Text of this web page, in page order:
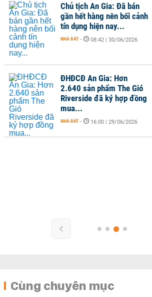
Chủ tịch An Gia: Đã bán
gần hết hàng nên bối cảnh
tín dụng hiện nay...
NHÀ ĐẤT - 08:42 | 30/06/2026
ĐHĐCĐ An Gia: Hơn
2.640 sản phẩm The Gió
Riverside đã ký hợp đồng
mua...
NHÀ ĐẤT - 16:00 | 29/06/2026
Cùng chuyên mục